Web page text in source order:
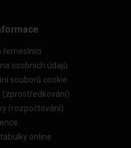
řemeslníci
osobních údajů
souborů cookie
(zprostředkování)
(rozpočtování)
online